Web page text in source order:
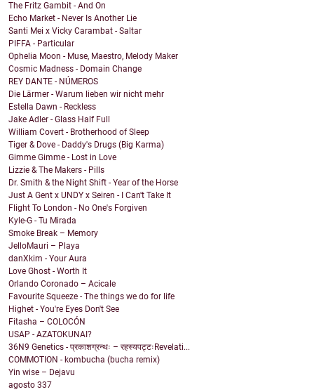
The Fritz Gambit - And On
Echo Market - Never Is Another Lie
Santi Mei x Vicky Carambat - Saltar
PIFFA - Particular
Ophelia Moon - Muse, Maestro, Melody Maker
Cosmic Madness - Domain Change
REY DANTE - NÚMEROS
Die Lärmer - Warum lieben wir nicht mehr
Estella Dawn - Reckless
Jake Adler - Glass Half Full
William Covert - Brotherhood of Sleep
Tiger & Dove - Daddy's Drugs (Big Karma)
Gimme Gimme - Lost in Love
Lizzie & The Makers - Pills
Dr. Smith & the Night Shift - Year of the Horse
Just A Gent x UNDY x Seiren - I Can't Take It
Flight To London - No One's Forgiven
Kyle-G - Tu Mirada
Smoke Break – Memory
JelloMauri – Playa
danXkim - Your Aura
Love Ghost - Worth It
Orlando Coronado – Acicale
Favourite Squeeze - The things we do for life
Highet - You're Eyes Don't See
Fitasha – COLOCÓN
USAP - AZATOKUNAI?
36N9 Genetics - प्रकाशग्रन्थः – रहस्यपट्टःRevelati...
COMMOTION - kombucha (bucha remix)
Yin wise – Dejavu
agosto 337